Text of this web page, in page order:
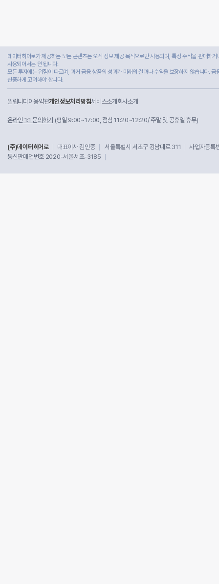
데이터히어로가 제공하는 모든 콘텐츠는 오직 정보 제공 목적으로만 사용되며, 특정 주식을 판매하
사용되어서는 안 됩니다.
모든 투자에는 위험이 따르며, 과거 금융 상품의 성과가 미래의 결과나 수익을 보장하지 않습니다.
신중하게 고려해야 합니다.
알립니다이용약관개인정보처리방침서비스소개 회사소개
온라인 1:1 문의하기 (평일 9:00~17:00, 점심 11:20~12:20/ 주말 및 공휴일 휴무)
(주)데이터히어로 대표이사 김인중 서울특별시 서초구 강남대로 311
사업자등
통신판매업번호 2020-서울서초-3185